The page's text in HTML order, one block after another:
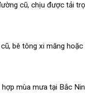
cũ, chịu được tải
bê tông xi măng hoặc
mùa mưa tại Bắc